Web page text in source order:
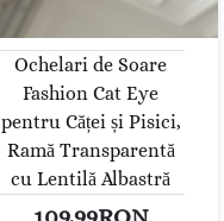
Ochelari de Soare
Fashion Cat Eye
pentru Căței și Pisici,
Ramă Transparentă
cu Lentilă Albastră